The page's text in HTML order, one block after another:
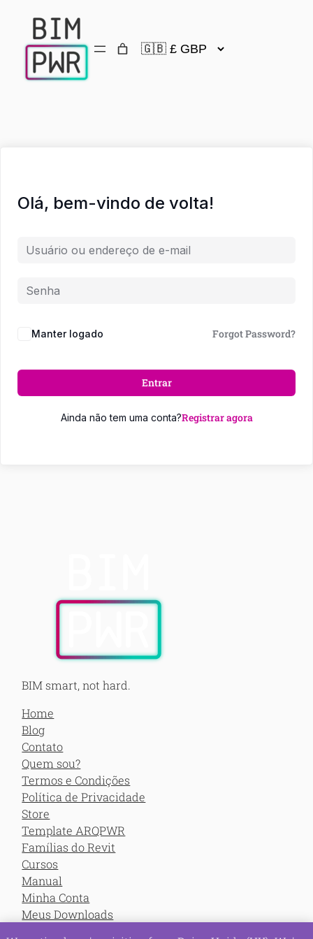
Olá, bem-vindo de volta!
Manter logado Forgot Password?
Entrar
Ainda não tem uma conta?Registrar agora
BIM smart, not hard.
Home
Blog
Contato
Quem sou?
Termos e Condições
Política de Privacidade
Store
Template ARQPWR
Famílias do Revit
Cursos
Manual
Minha Conta
Meus Downloads